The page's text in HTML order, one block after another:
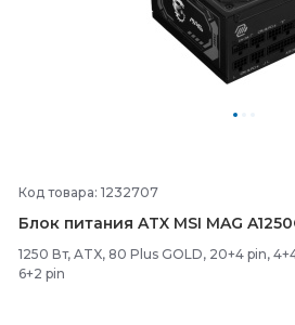
Код товара: 1232707
Блок питания ATX MSI MAG
1250 Вт, ATX, 80 Plus GOLD, 20+4 pin,
6+2 pin